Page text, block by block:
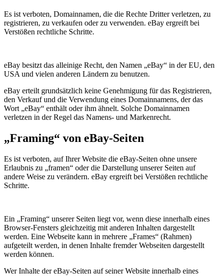
Es ist verboten, Domainnamen, die die Rechte Dritter verletzen, zu
registrieren, zu verkaufen oder zu verwenden. eBay ergreift bei
Verstößen rechtliche Schritte.
eBay besitzt das alleinige Recht, den Namen „eBay“ in der EU, den
USA und vielen anderen Ländern zu benutzen.
eBay erteilt grundsätzlich keine Genehmigung für das Registrieren,
den Verkauf und die Verwendung eines Domainnamens, der das
Wort „eBay“ enthält oder ihm ähnelt. Solche Domainnamen
verletzen in der Regel das Namens- und Markenrecht.
„Framing“ von eBay-Seiten
Es ist verboten, auf Ihrer Website die eBay-Seiten ohne unsere
Erlaubnis zu „framen“ oder die Darstellung unserer Seiten auf
andere Weise zu verändern. eBay ergreift bei Verstößen rechtliche
Schritte.
Ein „Framing“ unserer Seiten liegt vor, wenn diese innerhalb eines
Browser-Fensters gleichzeitig mit anderen Inhalten dargestellt
werden. Eine Webseite kann in mehrere „Frames“ (Rahmen)
aufgeteilt werden, in denen Inhalte fremder Webseiten dargestellt
werden können.
Wer Inhalte der eBay-Seiten auf seiner Website innerhalb eines